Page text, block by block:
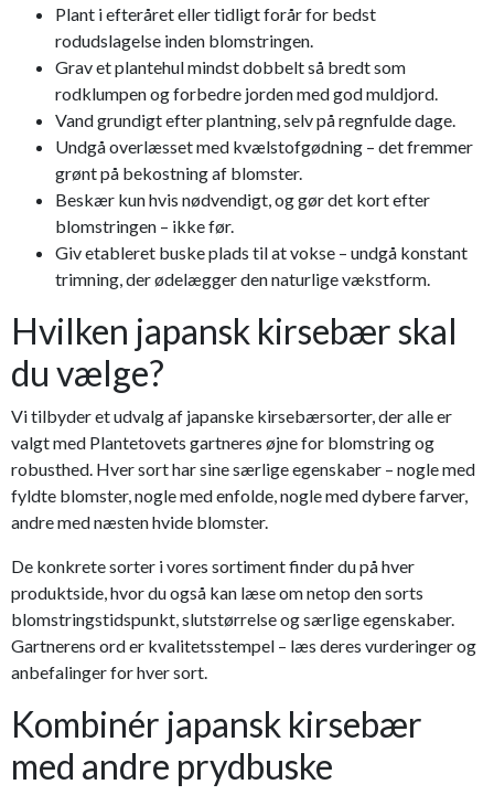
Plant i efteråret eller tidligt forår for bedst
rodudslagelse inden blomstringen.
Grav et plantehul mindst dobbelt så bredt som
rodklumpen og forbedre jorden med god muldjord.
Vand grundigt efter plantning, selv på regnfulde dage.
Undgå overlæsset med kvælstofgødning – det fremmer
grønt på bekostning af blomster.
Beskær kun hvis nødvendigt, og gør det kort efter
blomstringen – ikke før.
Giv etableret buske plads til at vokse – undgå konstant
trimning, der ødelægger den naturlige vækstform.
Hvilken japansk kirsebær skal
du vælge?
Vi tilbyder et udvalg af japanske kirsebærsorter, der alle er
valgt med Plantetovets gartneres øjne for blomstring og
robusthed. Hver sort har sine særlige egenskaber – nogle med
fyldte blomster, nogle med enfolde, nogle med dybere farver,
andre med næsten hvide blomster.
De konkrete sorter i vores sortiment finder du på hver
produktside, hvor du også kan læse om netop den sorts
blomstringstidspunkt, slutstørrelse og særlige egenskaber.
Gartnerens ord er kvalitetsstempel – læs deres vurderinger og
anbefalinger for hver sort.
Kombinér japansk kirsebær
med andre prydbuske